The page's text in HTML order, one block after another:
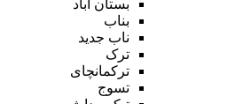
بستان آباد
بناب
ناب جدید
ترک
ترکمانچای
تسوج